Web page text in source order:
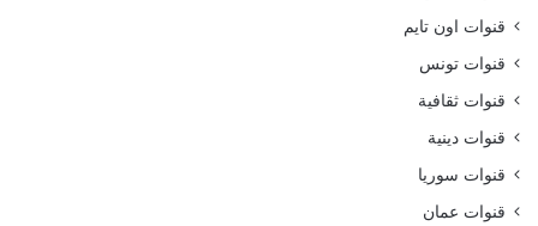
قنوات اون تايم
قنوات تونس
قنوات ثقافية
قنوات دينية
قنوات سوريا
قنوات عمان